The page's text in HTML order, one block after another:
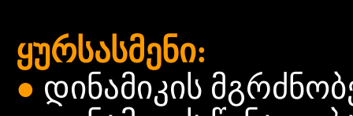
ყურსასმენი:
● დინამიკის